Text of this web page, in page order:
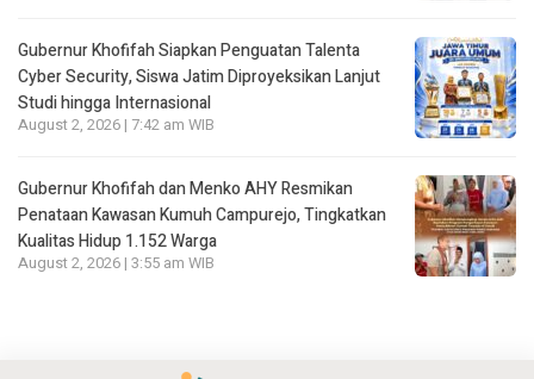
Gubernur Khofifah Siapkan Penguatan Talenta
Cyber Security, Siswa Jatim Diproyeksikan Lanjut
Studi hingga Internasional
August 2, 2026 | 7:42 am WIB
Gubernur Khofifah dan Menko AHY Resmikan
Penataan Kawasan Kumuh Campurejo, Tingkatkan
Kualitas Hidup 1.152 Warga
August 2, 2026 | 3:55 am WIB